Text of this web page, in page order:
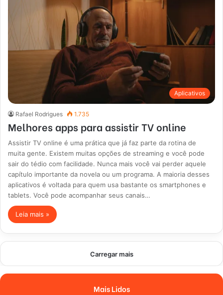
Aplicativos
Rafael Rodrigues 1.735
Melhores apps para assistir TV online
Assistir TV online é uma prática que já faz parte da rotina de
muita gente. Existem muitas opções de streaming e você pode
sair do tédio com facilidade. Nunca mais você vai perder aquele
capítulo importante da novela ou um programa. A maioria desses
aplicativos é voltada para quem usa bastante os smartphones e
tablets. Você pode acompanhar seus canais…
Leia mais »
Carregar mais
Mais Lidos